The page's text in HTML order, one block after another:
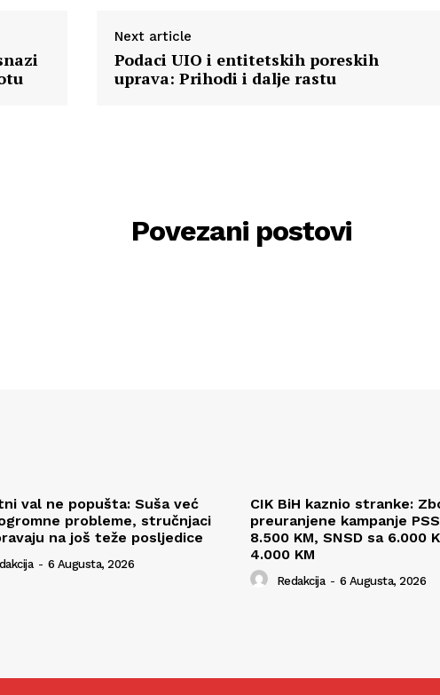
Next article
Podaci UIO i entitetskih poreskih
uprava: Prihodi i dalje rastu
Povezani postovi
val ne popušta: Suša već
probleme, stručnjaci
na još teže posljedice
- 6 Augusta, 2026
CIK BiH kaznio stranke:
preuranjene kampanje
8.500 KM, SNSD sa 6.000
4.000 KM
Redakcija - 6 Augusta, 2026